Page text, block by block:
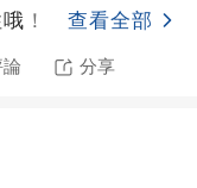
！
查看全部
分享